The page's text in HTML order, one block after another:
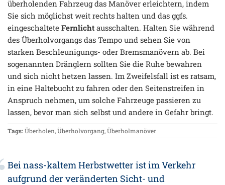
überholenden Fahrzeug das Manöver erleichtern, indem
Sie sich möglichst weit rechts halten und das ggfs.
eingeschaltete Fernlicht ausschalten. Halten Sie während
des Überholvorgangs das Tempo und sehen Sie von
starken Beschleunigungs- oder Bremsmanövern ab. Bei
sogenannten Dränglern sollten Sie die Ruhe bewahren
und sich nicht hetzen lassen. Im Zweifelsfall ist es ratsam,
in eine Haltebucht zu fahren oder den Seitenstreifen in
Anspruch nehmen, um solche Fahrzeuge passieren zu
lassen, bevor man sich selbst und andere in Gefahr bringt.
Tags:Überholen,Überholvorgang,Überholmanöver
Bei nass-kaltem Herbstwetter ist im Verkehr
aufgrund der veränderten Sicht- und